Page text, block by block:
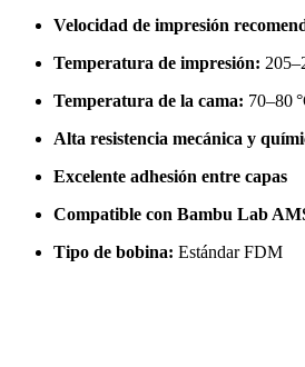
Velocidad de impresión
Temperatura de impresión:
Temperatura de la cama: 70–80
Alta resistencia mecánica y
Excelente adhesión entre capas
Compatible con Bambu Lab
Tipo de bobina: Estándar FDM